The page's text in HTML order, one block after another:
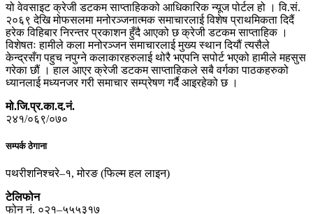
यो वेवसाइट क्रेजी डटकम साप्ताहिकको आधिकारिक न्यूज पोर्टल हो । वि.सं.
२०६९ देखि मोफसलमा मनोरञ्जनात्मक समाचारलाई विशेष प्राथमिकता दिदैं
हरेक विहिबार निरन्तर प्रकाशन हुँदै आएको छ क्रेजी डटकम साप्ताहिक ।
विशेषतः हामीले कला मनोरञ्जन समाचारलाई मुख्य स्थान दियौं त्यसैले
केन्द्रसँग पहुच नपुग्ने कलाकारहरुलाई थोरै भएपनि सपोर्ट भएको हामीले महसुस
गरेका छौं । हाल आएर क्रेजी डटकम साप्ताहिकले सबै वर्गका पाठकहरुको
ध्यानलाई मध्यनजर गरी समाचार सम्प्रेषण गर्दै आइरहेको छ ।
मो.जि.प्र.का.द.नं.
२४१/०६९/०७०
सम्पर्क ठेगाना
पथरीशनिश्चरे–१, मोरङ (फिल्म हल लाइन)
टेलिफोन
फोन नं. ०२१–५५५३१७